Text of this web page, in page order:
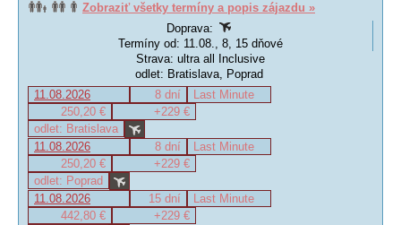
Zobraziť všetky termíny a popis zájazdu »
Doprava:
Termíny od: 11.08., 8, 15 dňové
Strava: ultra all Inclusive
odlet: Bratislava, Poprad
11.08.2026
8 dní
Last Minute
250,20 €
+229 €
odlet: Bratislava
11.08.2026
8 dní
Last Minute
250,20 €
+229 €
odlet: Poprad
11.08.2026
15 dní
Last Minute
442,80 €
+229 €